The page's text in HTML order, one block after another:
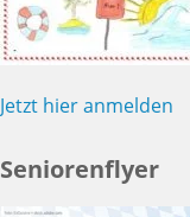
Jetzt hier anmelden
Seniorenflyer